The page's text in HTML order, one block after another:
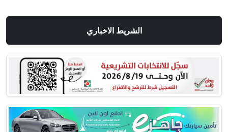
الشريط الاخباري